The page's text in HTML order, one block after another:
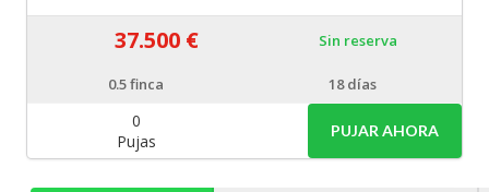
37.500 € Sin reserva
0.5finca 18 días
0
Pujas
PUJAR AHORA